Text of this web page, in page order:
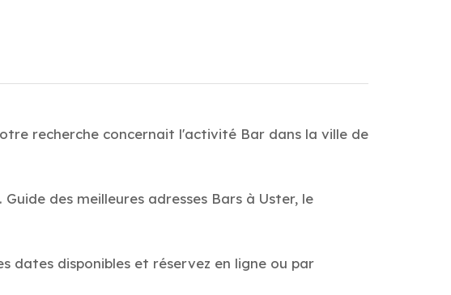
recherche concernait l'activité Bar dans la ville de
des meilleures adresses Bars à Uster, le
dates disponibles et réservez en ligne ou par